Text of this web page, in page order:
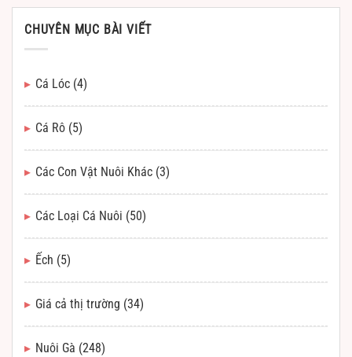
CHUYÊN MỤC BÀI VIẾT
Cá Lóc (4)
Cá Rô (5)
Các Con Vật Nuôi Khác (3)
Các Loại Cá Nuôi (50)
Ếch (5)
Giá cả thị trường (34)
Nuôi Gà (248)